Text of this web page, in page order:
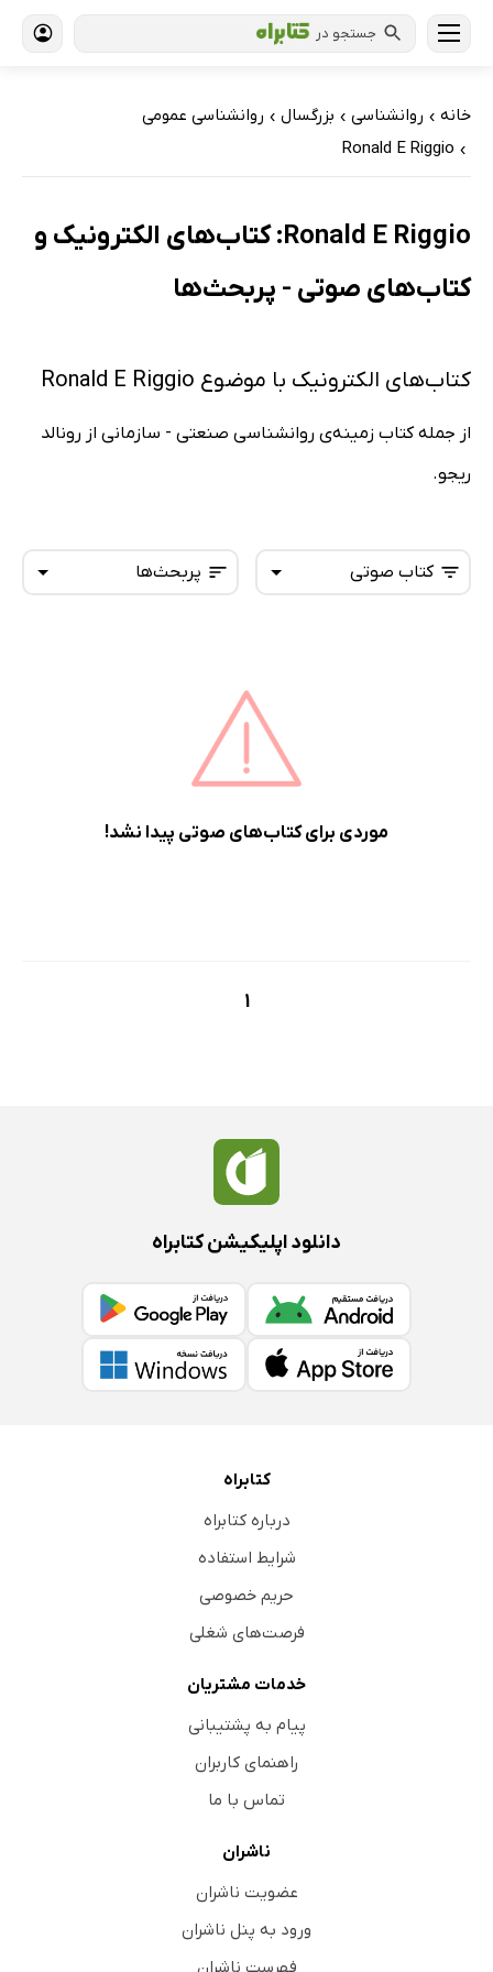
جستجو در
خانه › روانشناسی › بزرگسال › روانشناسی عمومی
›
Ronald E Riggio
Ronald E Riggio: کتاب‌های الکترونیک و
کتاب‌های صوتی - پربحث‌ها
کتاب‌های الکترونیک با موضوع Ronald E Riggio
از جمله کتاب زمینه‌ی روانشناسی صنعتی - سازمانی از رونالد
ریجو.
پربحث‌ها
پرفروش‌ها
پربحث‌ها
کتاب صوتی
موردی برای کتاب‌های صوتی پیدا نشد!
1
دانلود اپلیکیشن کتابراه
کتابراه
درباره کتابراه
شرایط استفاده
حریم خصوصی
فرصت‌های شغلی
خدمات مشتریان
پیام به پشتیبانی
راهنمای کاربران
تماس با ما
ناشران
عضویت ناشران
ورود به پنل ناشران